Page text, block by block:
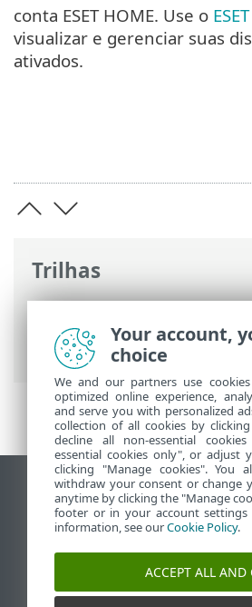
Trilhas
Ajuda on-line ESET>ESET
Antivirus
>Trabalhando
NOD32 Antivirus
conta ESET HOME. Use o
visualizar e gerenciar suas
ativados.
Ver site para desktop
End of Life
Base de conhecimento ESET
Fórum ESET
ESET Status Portal
Your account,
choice
We and our partners use
optimized online experience,
and serve you with personalized
collection of all cookies by
decline all non-essential
essential cookies only", or adjust
clicking "Manage cookies". You
withdraw your consent or change
anytime by clicking the "Manage
footer or in your account settings
information, see ourCookie Policy.
ACCEPT ALL AND